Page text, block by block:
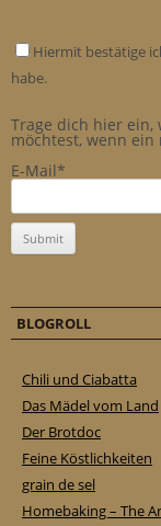
Hiermit bestätige
habe.
Trage dich hier
möchtest, wenn ein
E-Mail*
BLOGROLL
Chili und Ciabatta
Das Mädel vom Land
Der Brotdoc
Feine Köstlichkeiten
grain de sel
Homebaking – The